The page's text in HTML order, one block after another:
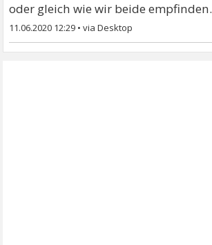
oder gleich wie wir beide empfinden.
11.06.2020 12:29 •